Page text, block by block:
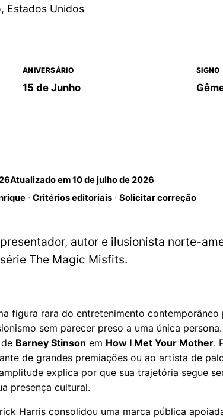
Estados Unidos
ANIVERSÁRIO
15 de Junho
SIGNO
Atualizado em10 de julho de 2026
· Critérios editoriais· Solicitar correção
autor e ilusionista norte-
The Magic Misfits.
figura rara do entretenimento
sem parecer preso a uma única
Barney Stinson em How I Met Your Mother.
de grandes premiações ou ao artista de
explica por que sua trajetória segue
presença cultural.
Harris consolidou uma marca pública